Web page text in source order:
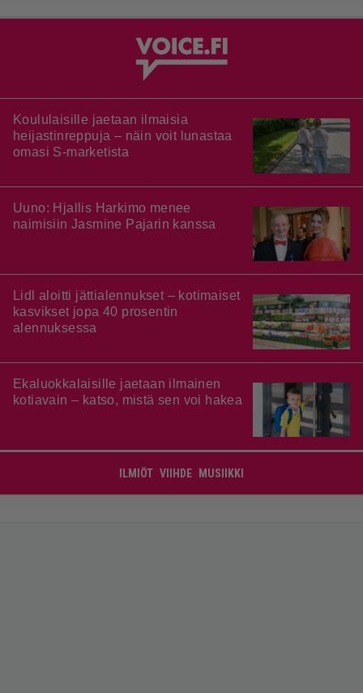
Koululaisille jaetaan ilmaisia
heijastinreppuja – näin voit lunastaa
omasi S-marketista
Uuno: Hjallis Harkimo menee
naimisiin Jasmine Pajarin kanssa
Lidl aloitti jättialennukset – kotimaiset
kasvikset jopa 40 prosentin
alennuksessa
Ekaluokkalaisille jaetaan ilmainen
kotiavain – katso, mistä sen voi hakea
ILMIÖT VIIHDE MUSIIKKI